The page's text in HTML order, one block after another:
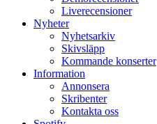
Liverecensioner
Nyheter
Nyhetsarkiv
Skivsläpp
Kommande konserter
Information
Annonsera
Skribenter
Kontakta oss